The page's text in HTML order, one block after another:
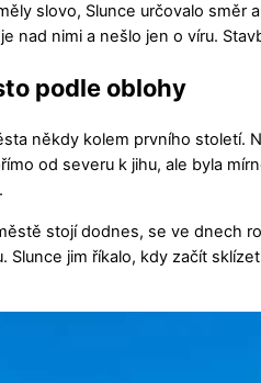
slovo, Slunce určovalo směr
nad nimi a nešlo jen o víru.
podle oblohy
někdy kolem prvního století.
od severu k jihu, ale byla
stojí dodnes, se ve dnech
Slunce jim říkalo, kdy začít